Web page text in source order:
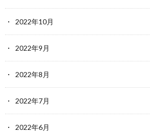
2022年10月
2022年9月
2022年8月
2022年7月
2022年6月